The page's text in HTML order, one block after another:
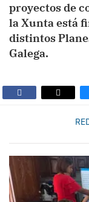
proyectos de
la Xunta está
distintos
Galega.